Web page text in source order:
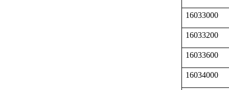
16033000
16033200
16033600
16034000